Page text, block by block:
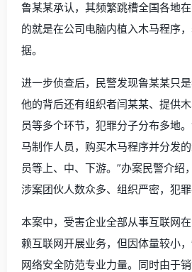
鲁某某承认，其频繁跳槽全国各地
的就是在公司电脑内植入木马程序
据。
进一步侦查后，民警发现鲁某某只是
他的背后还有组织者闫某某、提供
员等多个环节，犯罪分子分布多地
马制作人员，购买木马程序并分发的
员等上、中、下游。”办案民警介绍
涉案团伙人数众多、组织严密，犯罪
本案中，受害企业全部从事互联网
赖互联网开展业务，但因体量较小
网络安全防范专业力量。同时由于